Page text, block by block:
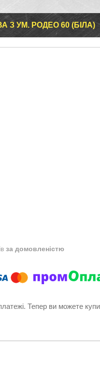
З УМ. РОДЕО 60 (БІЛА)
за домовленістю
Тепер ви можете